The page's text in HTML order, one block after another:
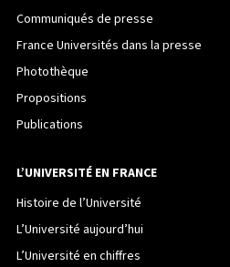
Communiqués de presse
France Universités dans la presse
Photothèque
Propositions
Publications
L’UNIVERSITÉ EN FRANCE
Histoire de l’Université
L’Université aujourd’hui
L’Université en chiffres